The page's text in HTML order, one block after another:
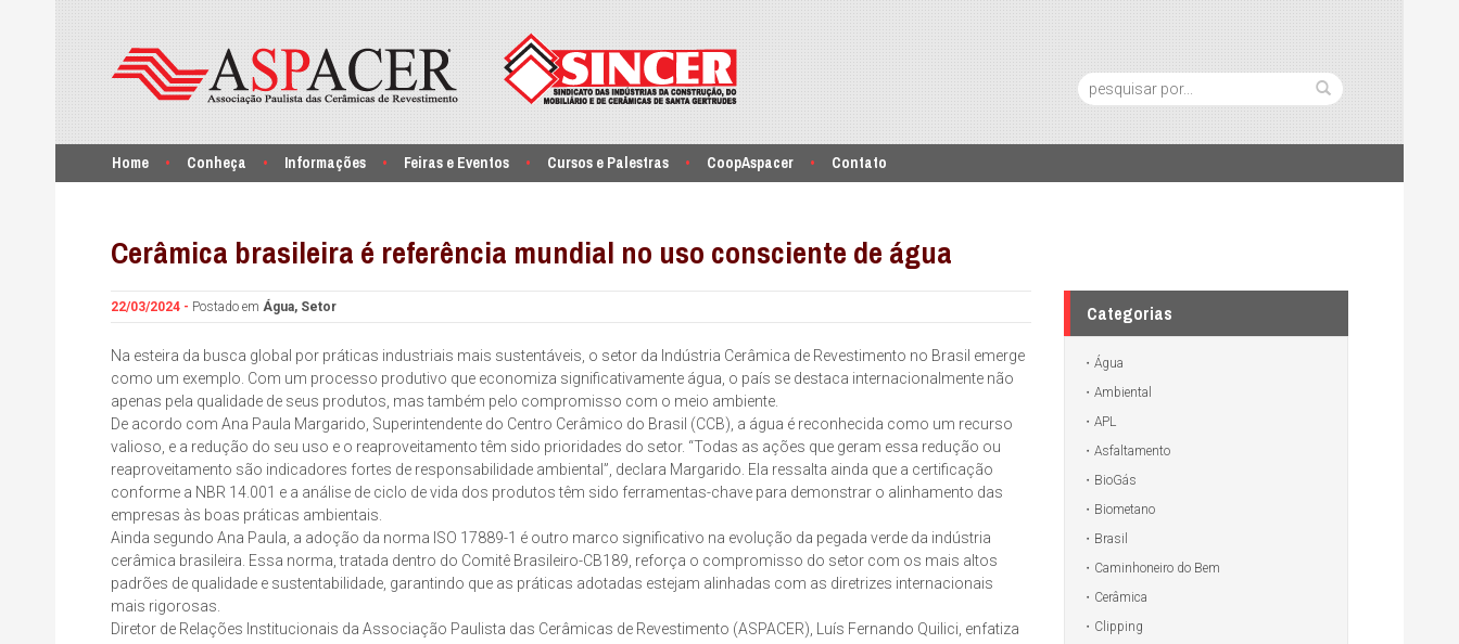
Home Conheça Informações Feiras e Eventos Cursos e Palestras CoopAspacer Contato
Pesquisa:
Cerâmica brasileira é referência mundial no uso consciente de água
22/03/2024 - Postado em Água, Setor
Na esteira da busca global por práticas industriais mais sustentáveis, o setor da Indústria Cerâmica de Revestimento no Brasil emerge
como um exemplo. Com um processo produtivo que economiza significativamente água, o país se destaca internacionalmente não
apenas pela qualidade de seus produtos, mas também pelo compromisso com o meio ambiente.
De acordo com Ana Paula Margarido, Superintendente do Centro Cerâmico do Brasil (CCB), a água é reconhecida como um recurso
valioso, e a redução do seu uso e o reaproveitamento têm sido prioridades do setor. “Todas as ações que geram essa redução ou
reaproveitamento são indicadores fortes de responsabilidade ambiental”, declara Margarido. Ela ressalta ainda que a certificação
conforme a NBR 14.001 e a análise de ciclo de vida dos produtos têm sido ferramentas-chave para demonstrar o alinhamento das
empresas às boas práticas ambientais.
Ainda segundo Ana Paula, a adoção da norma ISO 17889-1 é outro marco significativo na evolução da pegada verde da indústria
cerâmica brasileira. Essa norma, tratada dentro do Comitê Brasileiro-CB189, reforça o compromisso do setor com os mais altos
padrões de qualidade e sustentabilidade, garantindo que as práticas adotadas estejam alinhadas com as diretrizes internacionais
mais rigorosas.
Diretor de Relações Institucionais da Associação Paulista das Cerâmicas de Revestimento (ASPACER), Luís Fernando Quilici, enfatiza
Categorias
Água
Ambiental
APL
Asfaltamento
BioGás
Biometano
Brasil
Caminhoneiro do Bem
Cerâmica
Clipping